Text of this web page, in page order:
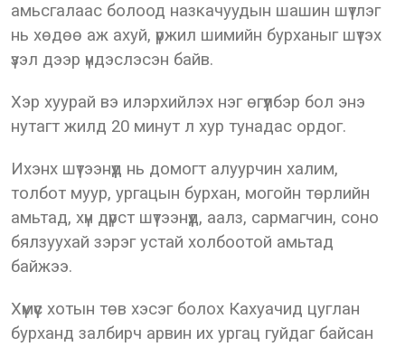
амьсгалаас болоод назкачуудын шашин шүтлэг
нь хөдөө аж ахуй, үржил шимийн бурханыг шүтэх
үзэл дээр үндэслэсэн байв.
Хэр хуурай вэ илэрхийлэх нэг өгүүлбэр бол энэ
нутагт жилд 20 минут л хур тунадас ордог.
Ихэнх шүтээнүүд нь домогт алуурчин халим,
толбот муур, ургацын бурхан, могойн төрлийн
амьтад, хүн дүрст шүтээнүүд, аалз, сармагчин, соно
бялзуухай зэрэг устай холбоотой амьтад
байжээ.
Хүмүүс хотын төв хэсэг болох Кахуачид цуглан
бурханд залбирч арвин их ургац гуйдаг байсан